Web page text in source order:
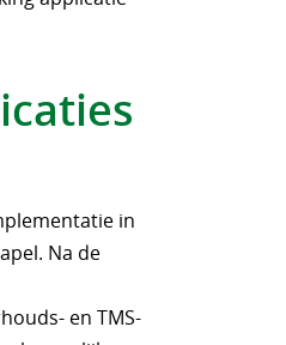
in
Na de
en TMS-